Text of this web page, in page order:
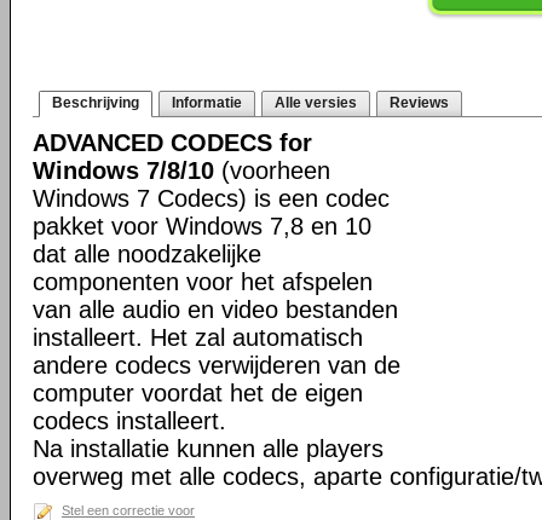
Beschrijving Informatie Alle versies Reviews
ADVANCED CODECS for
Windows 7/8/10 (voorheen
Windows 7 Codecs) is een codec
pakket voor Windows 7,8 en 10
dat alle noodzakelijke
componenten voor het afspelen
van alle audio en video bestanden
installeert. Het zal automatisch
andere codecs verwijderen van de
computer voordat het de eigen
codecs installeert.
Na installatie kunnen alle players
overweg met alle codecs, aparte configuratie/
Stel een correctie voor